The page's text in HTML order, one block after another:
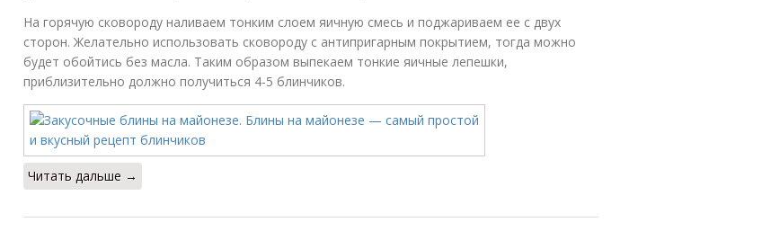
На горячую сковороду наливаем тонким слоем яичную смесь и поджариваем ее с двух
сторон. Желательно использовать сковороду с антипригарным покрытием, тогда можно
будет обойтись без масла. Таким образом выпекаем тонкие яичные лепешки,
приблизительно должно получиться 4-5 блинчиков.
Читать дальше →